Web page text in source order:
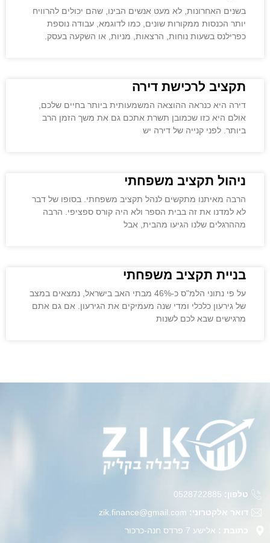
בשנים האחרונות, לא מעט אנשים הבינו, שהם יכולים להרוויח
יותר הכנסות ממקורות שונים, כמו לדוגמא, עבודה נוספת
כפרילנס בשעות נוחות, הרצאות, מניות, או השקעה בעסק.
תקציב לרכישת דירה
דירה היא כנראה ההוצאה המשמעותית ביותר בחיים שלכם,
אולם היא כזו שכמובן תשרת אתכם גם את משך הזמן הרב
ביותר. לפני קנייה של דירה יש
ניהול תקציב משפחתי
הרבה מאיתנו מתקשים לנהל תקציב משפחתי. בסופו של דבר
לא למדנו את זה בבית הספר ולא היה קורס ספציפי. הרבה
מההרגלים שלנו הגיעו מהבית, אבל
בניית תקציב משפחתי
על פי נתוני הלמ"ס כ-46% מבתי האב בישראל, נמצאים במצב
של גירעון כלכלי ומדי שנה מעמיקים את הגירעון. אם גם אתם
מרגישים שבא לכם לשנות
טלפון:
דואר אלקטרוני: zik.finance@gmail.com
כתובת : אלישע 7 פרדס חנה-כרכור